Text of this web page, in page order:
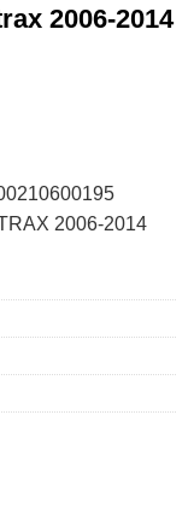
2006-2014
2006-2014